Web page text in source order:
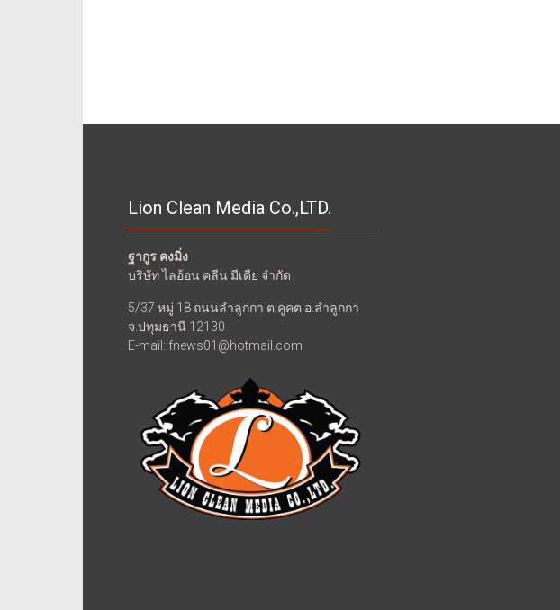
Lion Clean Media Co.,LTD.
ฐากูร คงมิ่ง
บริษัท ไลอ้อน คลีน มีเดีย จำกัด
5/37 หมู่ 18 ถนนลำลูกกา ต.คูคต อ.ลำลูกกา
จ.ปทุมธานี 12130
E-mail: fnews01@hotmail.com